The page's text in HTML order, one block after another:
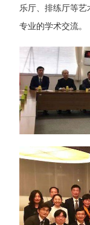
乐厅、排练厅等
专业的学术交流。